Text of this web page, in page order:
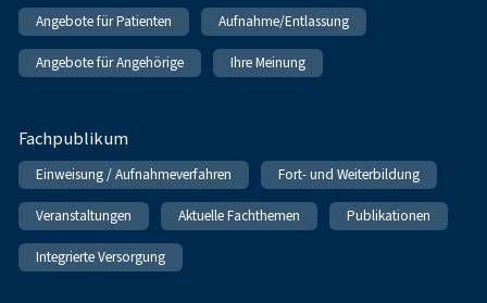
Angebote für Patienten Aufnahme/Entlassung
Angebote für Angehörige Ihre Meinung
Fachpublikum
Einweisung / Aufnahmeverfahren Fort- und Weiterbildung
Veranstaltungen Aktuelle Fachthemen Publikationen
Integrierte Versorgung